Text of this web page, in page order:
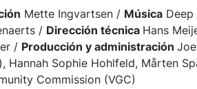
Mette Ingvartsen / MúsicaDeep
/ Dirección técnica Hans
/ Producción y administración
Hannah Sophie Hohlfeld, Mårten
Commission (VGC)